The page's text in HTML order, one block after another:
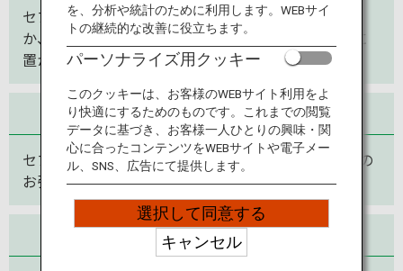
セブン銀行のATMは全国のセブン-イレブン店舗のほ
か、主要な空港や駅、大型商業施設など、あちこちに
置かれています。
いつでも使える
セブン-イレブン内のATMなら朝でも夜でも日本円での
お引き出しができます。
安心して使える
を、分析や統計のために利用します。WEBサイ
トの継続的な改善に役立ちます。
パーソナライズ用クッキー
このクッキーは、お客様のWEBサイト利用をよ
り快適にするためのものです。これまでの閲覧
データに基づき、お客様一人ひとりの興味・関
心に合ったコンテンツをWEBサイトや電子メー
ル、SNS、広告にて提供します。
選択して同意する
キャンセル